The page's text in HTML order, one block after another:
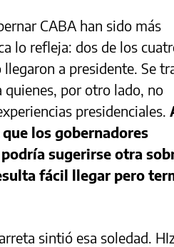
CABA han sido más
lo refleja: dos de los
a presidente. Se
quienes, por otro lado, no
presidenciales.
los gobernadores
sugerirse otra
fácil llegar pero
sintió esa soledad.